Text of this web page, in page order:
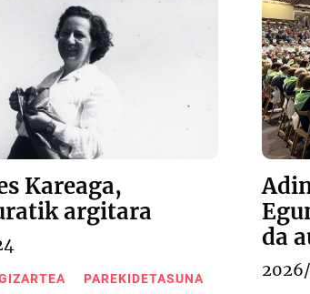
Kareaga,
argitara
PAREKIDETASUNA
da